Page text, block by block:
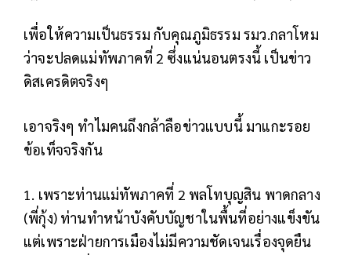
เพื่อให้ความเป็นธรรม กับคุณภูมิธรรม รมว.กลาโหม
ว่าจะปลดแม่ทัพภาคที่ 2 ซึ่งแน่นอนตรงนี้ เป็นข่าว
ดิสเครดิตจริงๆ
เอาจริงๆ ทำไมคนถึงกล้าลือข่าวแบบนี้ มาแกะรอย
ข้อเท็จจริงกัน
1. เพราะท่านแม่ทัพภาคที่ 2 พลโทบุญสิน พาดกลาง
(พี่กุ้ง) ท่านทำหน้าบังคับบัญชาในพื้นที่อย่างแข็งขัน
แต่เพราะฝ่ายการเมืองไม่มีความชัดเจนเรื่องจุดยืน